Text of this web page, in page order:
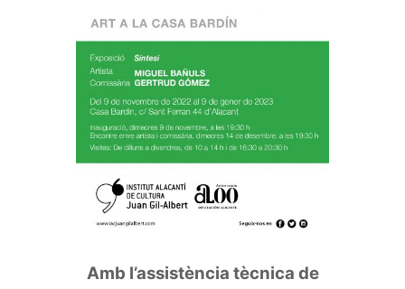
Amb l’assistència tècnica de